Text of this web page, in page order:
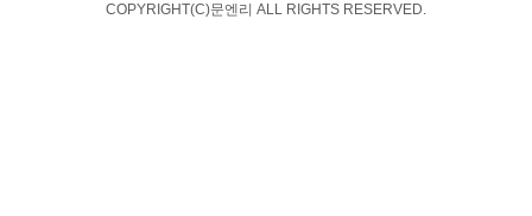
COPYRIGHT(C)문엔리 ALL RIGHTS RESERVED.